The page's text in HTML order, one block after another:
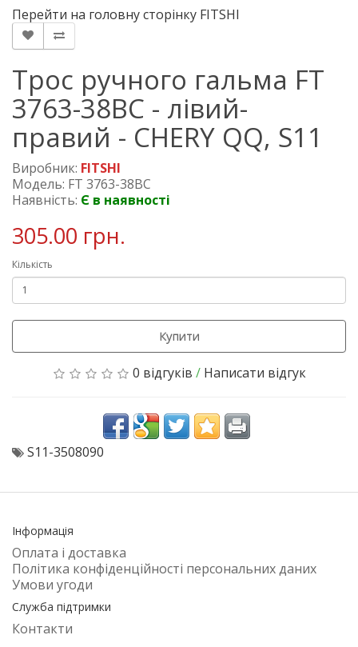
Перейти на головну сторінку FITSHI
Трос ручного гальма FT
3763-38BC - лівий-
правий - CHERY QQ, S11
Виробник: FITSHI
Модель: FT 3763-38BC
Наявність: Є в наявності
305.00 грн.
Кількість
Купити
0 відгуків / Написати відгук
S11-3508090
Інформація
Оплата і доставка
Політика конфіденційності персональних даних
Умови угоди
Служба підтримки
Контакти